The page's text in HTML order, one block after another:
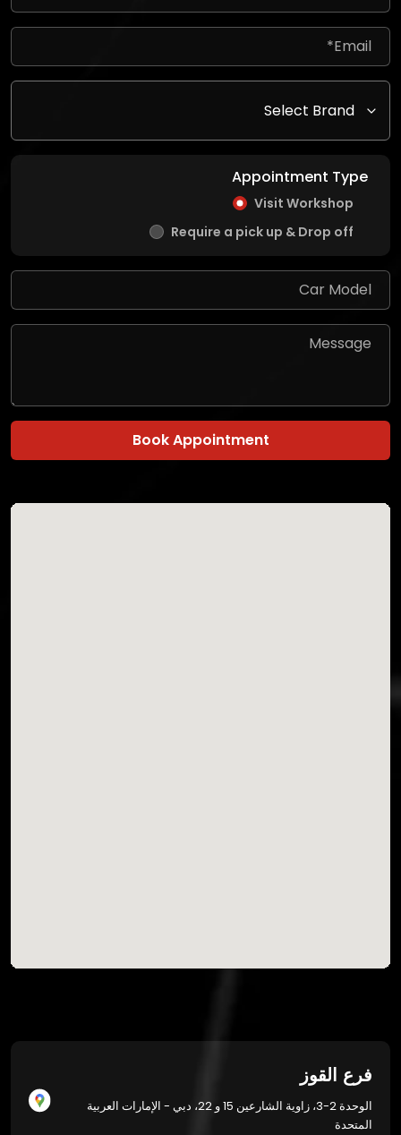
Appointment Type
Visit Workshop
Require a pick up & Drop off
Book Appointment
فرع القوز
الوحدة 2-3، زاوية الشارعين 15 و 22، دبي - الإمارات العربية
المتحدة